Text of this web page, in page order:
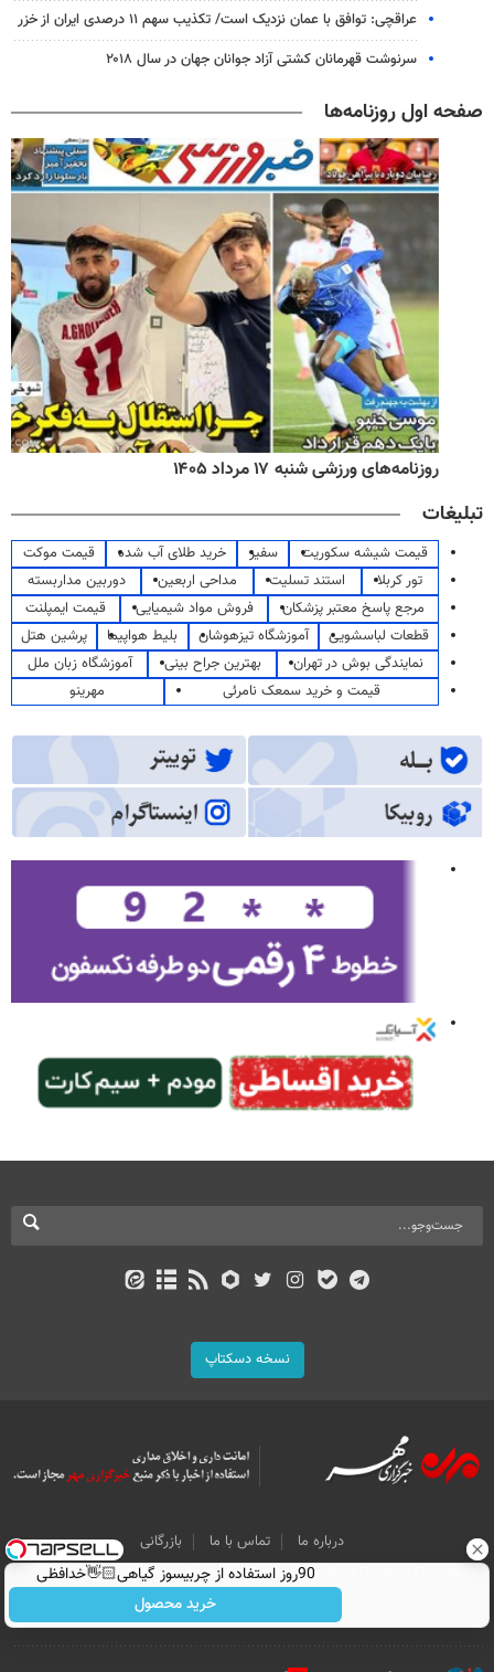
عراقچی: توافق با عمان نزدیک است/ تکذیب سهم ۱۱ درصدی ایران از خزر
سرنوشت قهرمانان کشتی آزاد جوانان جهان در سال ۲۰۱۸
صفحه اول روزنامه‌ها
روزنامه‌های ورزشی شنبه ۱۷ مرداد ۱۴۰۵
تبلیغات
قیمت شیشه سکوریت سفیر خرید طلای آب شده
قیمت موکت
تور کربلا
استند تسلیت مداحی اربعین
دوربین مداربسته
مرجع پاسخ معتبر پزشکان
فروش مواد شیمیایی
قیمت ایمپلنت
قطعات لباسشویی
آموزشگاه تیزهوشان بلیط هواپیما
پرشین هتل
نمایندگی بوش در تهران
بهترین جراح بینی
آموزشگاه زبان ملل
قیمت و خرید سمعک نامرئی
مهرینو
نسخه دسکتاپ
درباره ما تماس با ما
بازرگانی
All Content by Mehr News Agency is licensed under a Creative Commons
Attribution 4.0 International License.
90روز استفاده از چربیسوز گیاهی👋🏻خدافظی
همیشگی با چاقی!خرید با تخفیف
خرید محصول